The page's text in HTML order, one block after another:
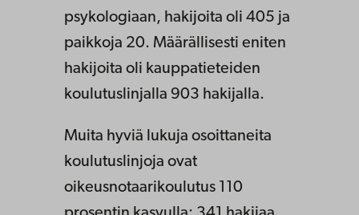
psykologiaan, hakijoita oli 405 ja
paikkoja 20. Määrällisesti eniten
hakijoita oli kauppatieteiden
koulutuslinjalla 903 hakijalla.
Muita hyviä lukuja osoittaneita
koulutuslinjoja ovat
oikeusnotaarikoulutus 110